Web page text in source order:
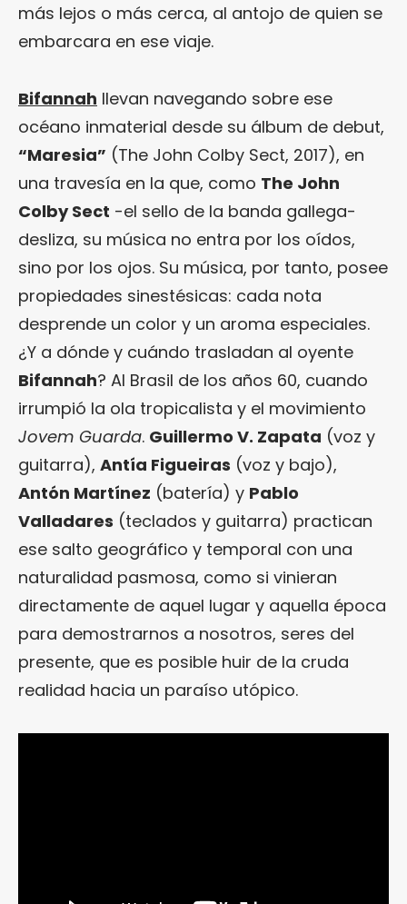
más lejos o más cerca, al antojo de quien se
embarcara en ese viaje.
Bifannah llevan navegando sobre ese
océano inmaterial desde su álbum de debut,
“Maresia” (The John Colby Sect, 2017), en
una travesía en la que, como The John
Colby Sect -el sello de la banda gallega-
desliza, su música no entra por los oídos,
sino por los ojos. Su música, por tanto, posee
propiedades sinestésicas: cada nota
desprende un color y un aroma especiales.
¿Y a dónde y cuándo trasladan al oyente
Bifannah? Al Brasil de los años 60, cuando
irrumpió la ola tropicalista y el movimiento
Jovem Guarda. Guillermo V. Zapata (voz y
guitarra), Antía Figueiras (voz y bajo),
Antón Martínez (batería) y Pablo
Valladares (teclados y guitarra) practican
ese salto geográfico y temporal con una
naturalidad pasmosa, como si vinieran
directamente de aquel lugar y aquella época
para demostrarnos a nosotros, seres del
presente, que es posible huir de la cruda
realidad hacia un paraíso utópico.